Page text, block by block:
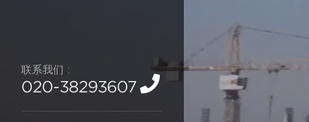
联系我们 :
020-38293607